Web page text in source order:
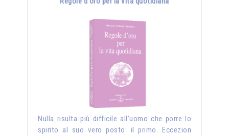
Nulla risulta più difficile all’uomo che porre lo
spirito al suo vero posto: il primo. Eccezion